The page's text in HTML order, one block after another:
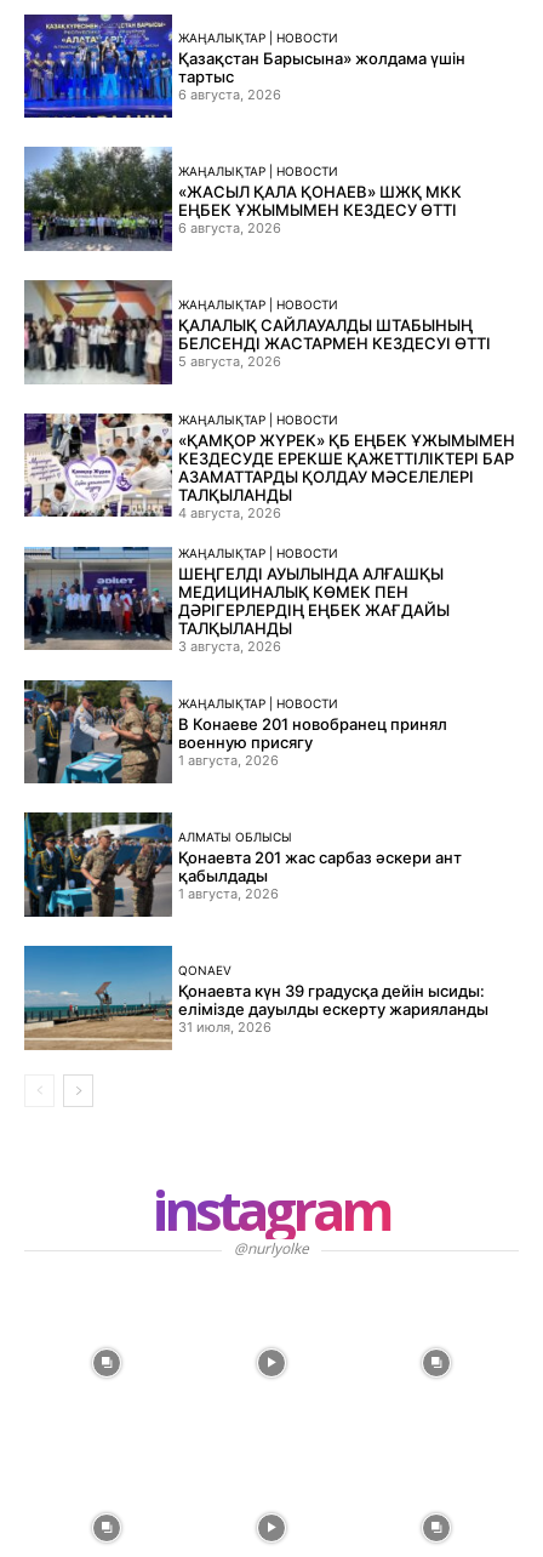
ЖАҢАЛЫҚТАР | НОВОСТИ
Қазақстан Барысына» жолдама үшін
тартыс
6 августа, 2026
ЖАҢАЛЫҚТАР | НОВОСТИ
«ЖАСЫЛ ҚАЛА ҚОНАЕВ» ШЖҚ МКК
ЕҢБЕК ҰЖЫМЫМЕН КЕЗДЕСУ ӨТТІ
6 августа, 2026
ЖАҢАЛЫҚТАР | НОВОСТИ
ҚАЛАЛЫҚ САЙЛАУАЛДЫ ШТАБЫНЫҢ
БЕЛСЕНДІ ЖАСТАРМЕН КЕЗДЕСУІ ӨТТІ
5 августа, 2026
ЖАҢАЛЫҚТАР | НОВОСТИ
«ҚАМҚОР ЖҮРЕК» ҚБ ЕҢБЕК ҰЖЫМЫМЕН
КЕЗДЕСУДЕ ЕРЕКШЕ ҚАЖЕТТІЛІКТЕРІ БАР
АЗАМАТТАРДЫ ҚОЛДАУ МӘСЕЛЕЛЕРІ
ТАЛҚЫЛАНДЫ
4 августа, 2026
ЖАҢАЛЫҚТАР | НОВОСТИ
ШЕҢГЕЛДІ АУЫЛЫНДА АЛҒАШҚЫ
МЕДИЦИНАЛЫҚ КӨМЕК ПЕН
ДӘРІГЕРЛЕРДІҢ ЕҢБЕК ЖАҒДАЙЫ
ТАЛҚЫЛАНДЫ
3 августа, 2026
ЖАҢАЛЫҚТАР | НОВОСТИ
В Конаеве 201 новобранец принял
военную присягу
1 августа, 2026
АЛМАТЫ ОБЛЫСЫ
Қонаевта 201 жас сарбаз әскери ант
қабылдады
1 августа, 2026
QONAEV
Қонаевта күн 39 градусқа дейін ысиды:
елімізде дауылды ескерту жарияланды
31 июля, 2026
instagram
@nurlyolke